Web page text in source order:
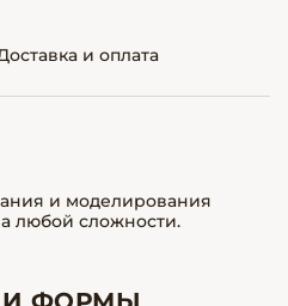
и оплата
и моделирования
любой сложности.